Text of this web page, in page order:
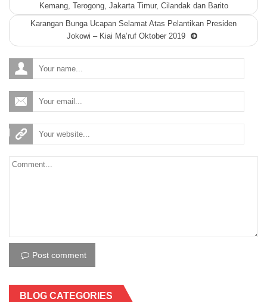
Kemang, Terogong, Jakarta Timur, Cilandak dan Barito
Karangan Bunga Ucapan Selamat Atas Pelantikan Presiden
Jokowi – Kiai Ma’ruf Oktober 2019
Post comment
BLOG CATEGORIES